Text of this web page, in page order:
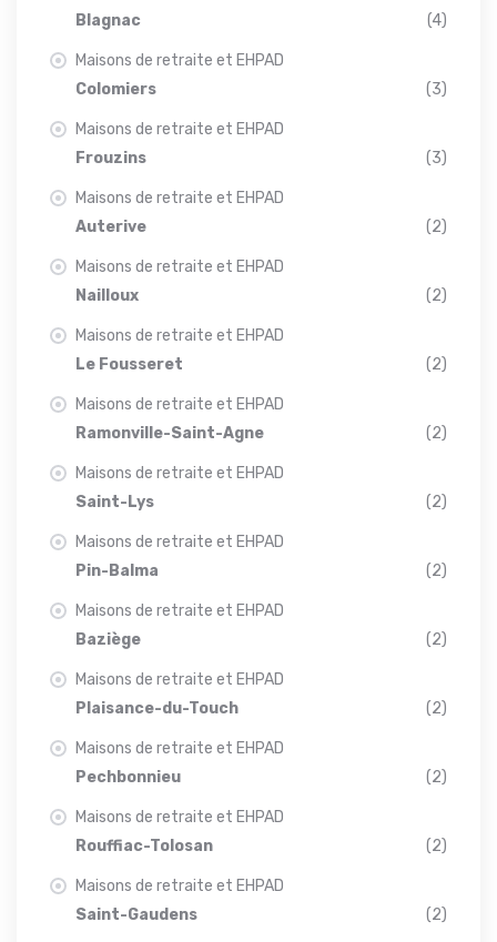
Blagnac
(4)
Maisons de retraite et EHPAD
Colomiers
(3)
Maisons de retraite et EHPAD
Frouzins
(3)
Maisons de retraite et EHPAD
Auterive
(2)
Maisons de retraite et EHPAD
Nailloux
(2)
Maisons de retraite et EHPAD
Le Fousseret
(2)
Maisons de retraite et EHPAD
Ramonville-Saint-Agne
(2)
Maisons de retraite et EHPAD
Saint-Lys
(2)
Maisons de retraite et EHPAD
Pin-Balma
(2)
Maisons de retraite et EHPAD
Baziège
(2)
Maisons de retraite et EHPAD
Plaisance-du-Touch
(2)
Maisons de retraite et EHPAD
Pechbonnieu
(2)
Maisons de retraite et EHPAD
Rouffiac-Tolosan
(2)
Maisons de retraite et EHPAD
Saint-Gaudens
(2)